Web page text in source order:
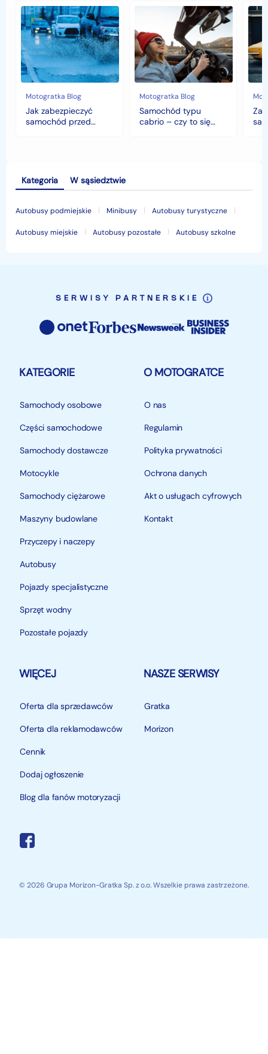
Jak
zabezpieczyć
samochód
przed
jesiennymi
chłodami
i
deszczem?
Motogratka Blog
Jak zabezpieczyć
samochód przed
Samochód
cabrio
–
czy
to
się
opłaca
w
polskim
klimacie?
Motogratka Blog
Samochód typu
cabrio – czy to się
czyli
Kategoria
Autobusy podmiejskie Minibusy Autobusy turystyczne
Autobusy miejskie Autobusy pozostałe Autobusy szkolne
W sąsiedztwie
SERWISY PARTNERSKIE
KATEGORIE
Samochody osobowe
Części samochodowe
Samochody dostawcze
Motocykle
Samochody ciężarowe
Maszyny budowlane
Przyczepy i naczepy
Autobusy
Pojazdy specjalistyczne
Sprzęt wodny
Pozostałe pojazdy
O MOTOGRATCE
O nas
Regulamin
Polityka prywatności
Ochrona danych
Akt o usługach cyfrowych
Kontakt
WIĘCEJ
Oferta dla sprzedawców
Oferta dla reklamodawców
Cennik
Dodaj ogłoszenie
Blog dla fanów motoryzacji
NASZE SERWISY
Gratka
Morizon
© 2026 Grupa Morizon-Gratka Sp. z o.o. Wszelkie prawa zastrzeżone.